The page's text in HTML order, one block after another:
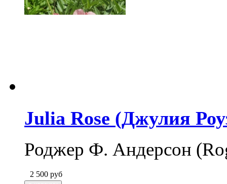
Julia Rose (Джулия
Роджер Ф. Андерсон
2 500 руб